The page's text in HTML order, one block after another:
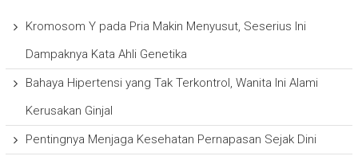
Kromosom Y pada Pria Makin Menyusut, Seserius Ini
Dampaknya Kata Ahli Genetika
Bahaya Hipertensi yang Tak Terkontrol, Wanita Ini Alami
Kerusakan Ginjal
Pentingnya Menjaga Kesehatan Pernapasan Sejak Dini